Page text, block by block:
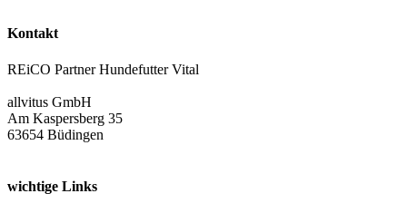
Kontakt
REiCO Partner Hundefutter Vital
allvitus GmbH
Am Kaspersberg 35
63654 Büdingen
wichtige Links